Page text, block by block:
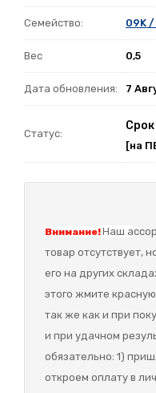
Семейство: 09K /
Вес 0,5
Дата обновления: 7
Статус:
Срок
[на
Внимание!Наш а
товар отсутствует,
его на других
этого жмите
так же как и при
и при удачном
обязательно: 1)
откроем оплату в